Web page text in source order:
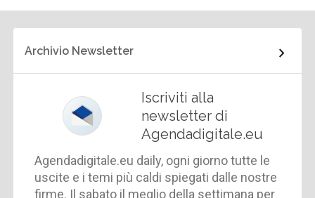
Archivio Newsletter
Iscriviti alla
newsletter di
Agendadigitale.eu
Agendadigitale.eu daily, ogni giorno tutte le
uscite e i temi più caldi spiegati dalle nostre
firme. Il sabato il meglio della settimana per